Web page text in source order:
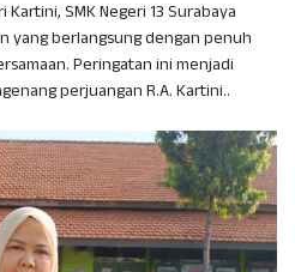
SMK Negeri 13 Surabaya
yang berlangsung dengan penuh
Peringatan ini menjadi
perjuangan R.A. Kartini..